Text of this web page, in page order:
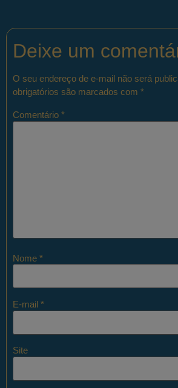
Deixe um
O seu endereço de e-mail não será
obrigatórios são marcados com *
Comentário *
Nome *
E-mail *
Site